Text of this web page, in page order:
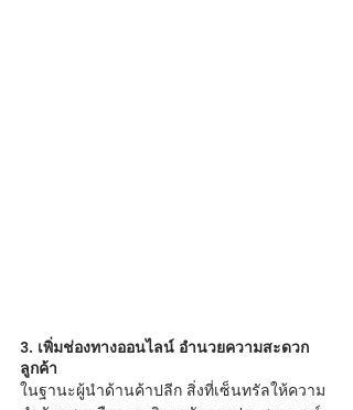
3. เพิ่มช่องทางออนไลน์ อำนวยความสะดวก
ลูกค้า
ในฐานะผู้นำด้านค้าปลีก สิ่งที่เซ็นทรัลให้ความ